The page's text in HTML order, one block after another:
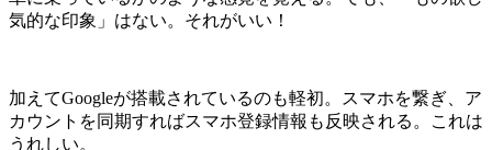
気的な印象」はない。それがいい！
加えてGoogleが搭載されているのも軽初。スマホを繋ぎ、ア
カウントを同期すればスマホ登録情報も反映される。これは
うれしい。